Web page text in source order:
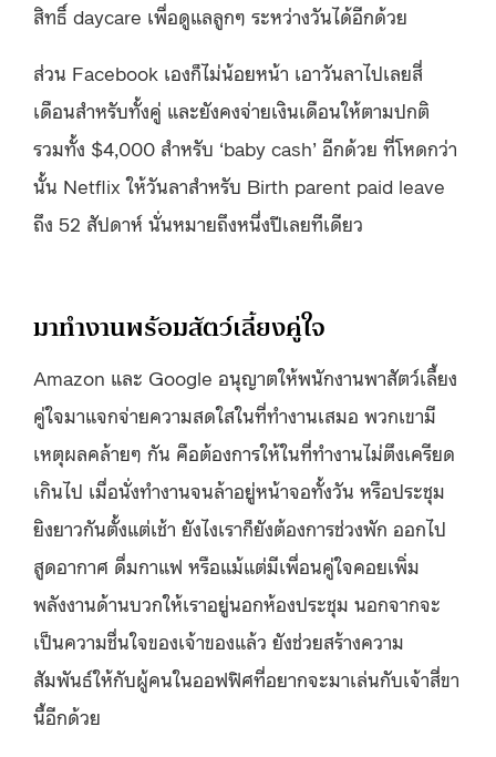
สิทธิ์ daycare เพื่อดูแลลูกๆ ระหว่างวันได้อีกด้วย
ส่วน Facebook เองก็ไม่น้อยหน้า เอาวันลาไปเลยสี่
เดือนสำหรับทั้งคู่ และยังคงจ่ายเงินเดือนให้ตามปกติ
รวมทั้ง $4,000 สำหรับ ‘baby cash’ อีกด้วย ที่โหดกว่า
นั้น Netflix ให้วันลาสำหรับ Birth parent paid leave
ถึง 52 สัปดาห์ นั่นหมายถึงหนึ่งปีเลยทีเดียว
มาทำงานพร้อมสัตว์เลี้ยงคู่ใจ
Amazon และ Google อนุญาตให้พนักงานพาสัตว์เลี้ยง
คู่ใจมาแจกจ่ายความสดใสในที่ทำงานเสมอ พวกเขามี
เหตุผลคล้ายๆ กัน คือต้องการให้ในที่ทำงานไม่ตึงเครียด
เกินไป เมื่อนั่งทำงานจนล้าอยู่หน้าจอทั้งวัน หรือประชุม
ยิงยาวกันตั้งแต่เช้า ยังไงเราก็ยังต้องการช่วงพัก ออกไป
สูดอากาศ ดื่มกาแฟ หรือแม้แต่มีเพื่อนคู่ใจคอยเพิ่ม
พลังงานด้านบวกให้เราอยู่นอกห้องประชุม นอกจากจะ
เป็นความชื่นใจของเจ้าของแล้ว ยังช่วยสร้างความ
สัมพันธ์ให้กับผู้คนในออฟฟิศที่อยากจะมาเล่นกับเจ้าสี่ขา
นี้อีกด้วย